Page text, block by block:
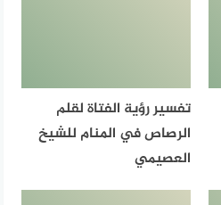
تفسير رؤية الفتاة لقلم
الرصاص في المنام للشيخ
العصيمي